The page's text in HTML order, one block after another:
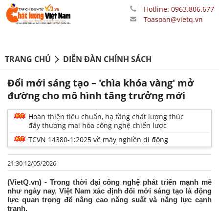
Hotline: 0963.806.677
Toasoan@vietq.vn
TRANG CHỦ DIỄN ĐÀN CHÍNH SÁCH
Đổi mới sáng tạo – 'chìa khóa vàng' mở
đường cho mô hình tăng trưởng mới
Hoàn thiện tiêu chuẩn, hạ tầng chất lượng thúc
đẩy thương mại hóa công nghệ chiến lược
TCVN 14380-1:2025 về máy nghiền di động
21:30 12/05/2026
(VietQ.vn) - Trong thời đại công nghệ phát triển mạnh mẽ
như ngày nay, Việt Nam xác định đổi mới sáng tạo là động
lực quan trọng để nâng cao năng suất và năng lực cạnh
tranh.